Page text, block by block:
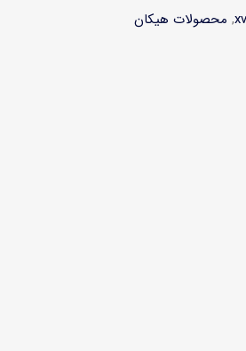
, محصولات هیکان